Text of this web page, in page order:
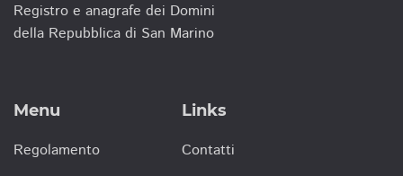
Registro e anagrafe dei Domini
della Repubblica di San Marino
Menu
Regolamento
Links
Contatti